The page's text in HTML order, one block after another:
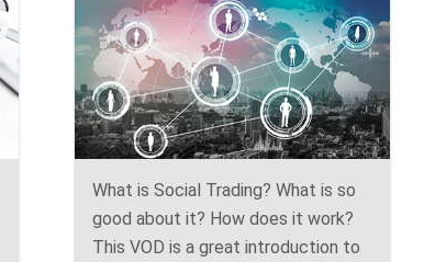
What is Social Trading? What is so
good about it? How does it work?
This VOD is a great introduction to